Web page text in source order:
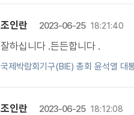
조인란 2023-06-25 18:21:40
잘하십니다 .든든합니다 .
국제박람회기구(BIE) 총회 윤석열 대
조인란 2023-06-25 18:12:08